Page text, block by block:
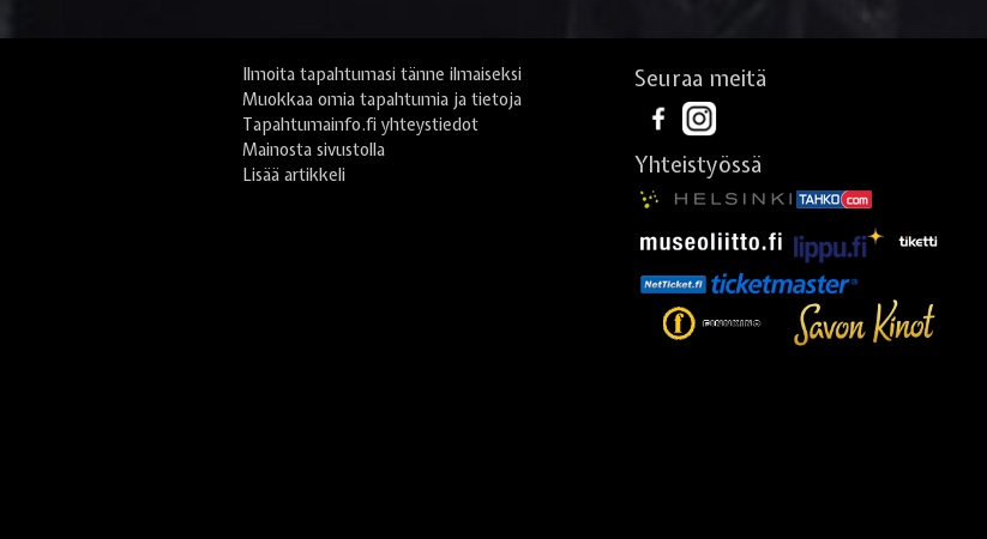
Ilmoita tapahtumasi tänne ilmaiseksi
Muokkaa omia tapahtumia ja tietoja
Tapahtumainfo.fi yhteystiedot
Mainosta sivustolla
Lisää artikkeli
Seuraa meitä
Yhteistyössä